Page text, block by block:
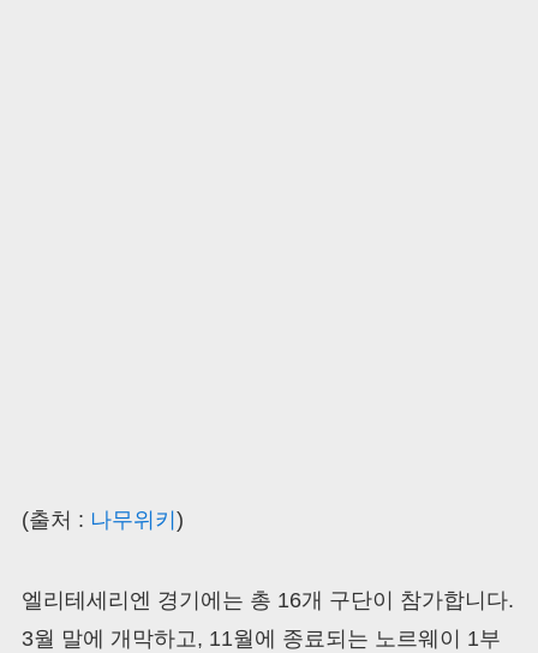
(출처 : 나무위키)
엘리테세리엔 경기에는 총 16개 구단이 참가합니다.
3월 말에 개막하고, 11월에 종료되는 노르웨이 1부